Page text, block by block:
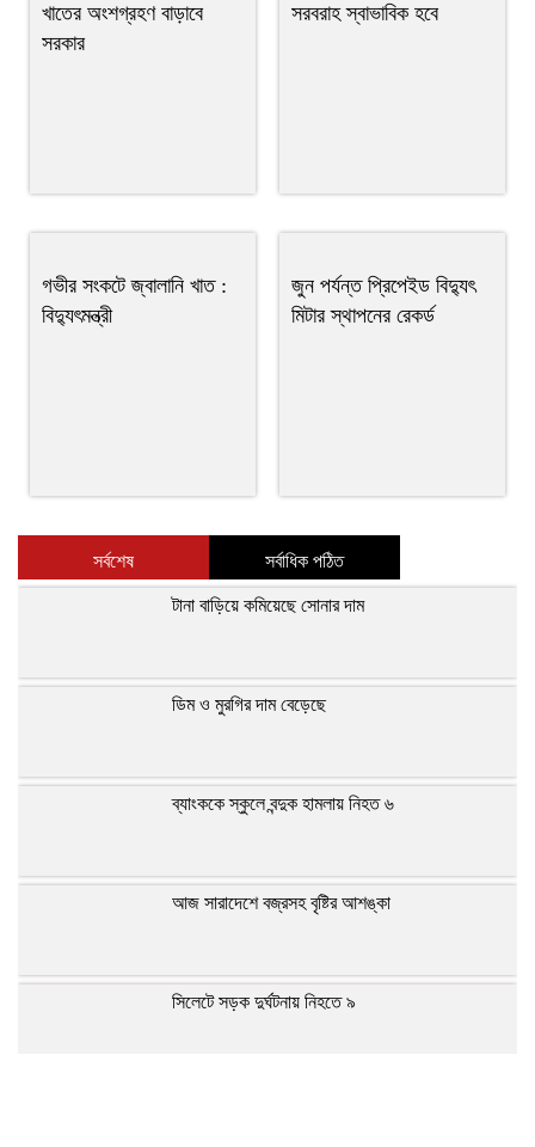
খাতের অংশগ্রহণ বাড়াবে
সরকার
সরবরাহ স্বাভাবিক হবে
গভীর সংকটে জ্বালানি খাত :
বিদ্যুৎমন্ত্রী
জুন পর্যন্ত প্রিপেইড বিদ্যুৎ
মিটার স্থাপনের রেকর্ড
সর্বশেষ সর্বাধিক পঠিত
টানা বাড়িয়ে কমিয়েছে সোনার দাম
ডিম ও মুরগির দাম বেড়েছে
ব্যাংককে স্কুলে বন্দুক হামলায় নিহত ৬
আজ সারাদেশে বজ্রসহ বৃষ্টির আশঙ্কা
সিলেটে সড়ক দুর্ঘটনায় নিহতে ৯